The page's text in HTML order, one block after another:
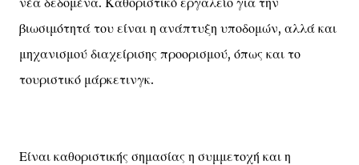
βιωσιμότητά του είναι η ανάπτυξη υποδομών, αλλά και
μηχανισμού διαχείρισης προορισμού, όπως και το
τουριστικό μάρκετινγκ.
Είναι καθοριστικής σημασίας η συμμετοχή και η